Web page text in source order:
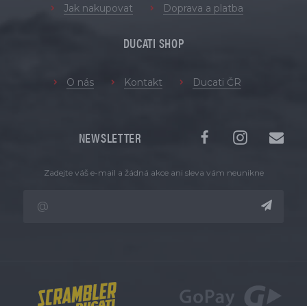
Jak nakupovat Doprava a platba
DUCATI SHOP
O nás Kontakt Ducati ČR
NEWSLETTER
Zadejte váš e-mail a žádná akce ani sleva vám neunikne